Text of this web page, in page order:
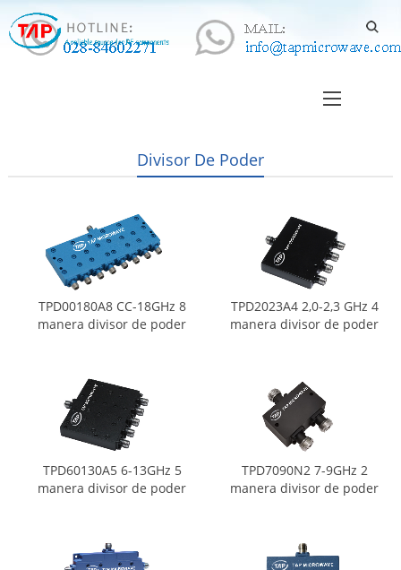
Divisor De Poder
TPD00180A8 CC-18GHz 8
manera divisor de poder
TPD2023A4 2,0-2,3 GHz 4
manera divisor de poder
TPD60130A5 6-13GHz 5
manera divisor de poder
TPD7090N2 7-9GHz 2
manera divisor de poder